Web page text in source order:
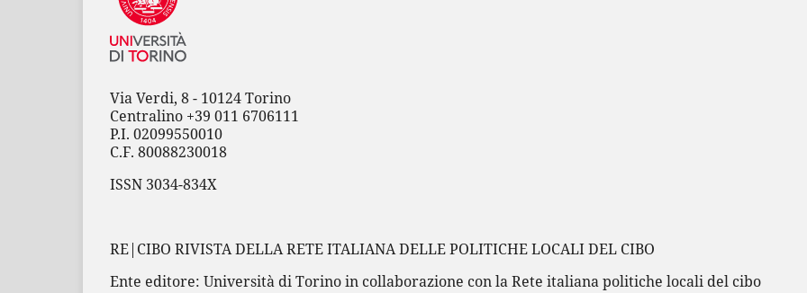
Via Verdi, 8 - 10124 Torino
Centralino +39 011 6706111
P.I. 02099550010
C.F. 80088230018
ISSN 3034-834X
RE|CIBO RIVISTA DELLA RETE ITALIANA DELLE POLITICHE LOCALI DEL CIBO
Ente editore: Università di Torino in collaborazione con la Rete italiana politiche locali del cibo